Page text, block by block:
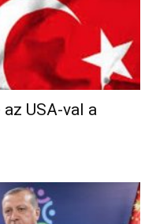
USA-val a